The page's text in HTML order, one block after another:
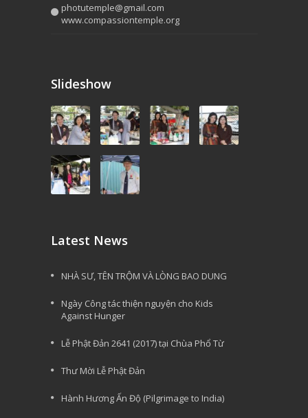
photutemple@gmail.com
www.compassiontemple.org
Slideshow
Latest News
NHÀ SƯ, TÊN TRỘM VÀ LÒNG BAO DUNG
Ngày Công tác thiện nguyện cho Kids
Against Hunger
Lễ Phật Đản 2641 (2017) tại Chùa Phổ Từ
Thư Mời Lễ Phật Đản
Hành Hương Ấn Độ (Pilgrimage to India)